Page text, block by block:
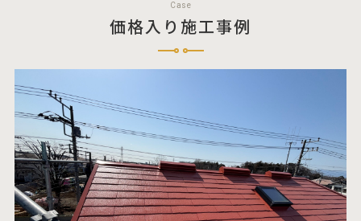
Case
価格入り施工事例